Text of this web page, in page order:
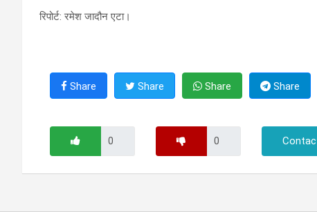
रिपोर्ट: रमेश जादौन एटा।
Share Share Share Share